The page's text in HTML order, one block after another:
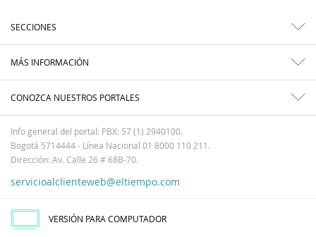
SECCIONES
MÁS INFORMACIÓN
CONOZCA NUESTROS PORTALES
Info general del portal: PBX: 57 (1) 2940100.
Bogotá 5714444 - Línea Nacional 01 8000 110 211.
Dirección: Av. Calle 26 # 68B-70.
servicioalclienteweb@eltiempo.com
VERSIÓN PARA COMPUTADOR